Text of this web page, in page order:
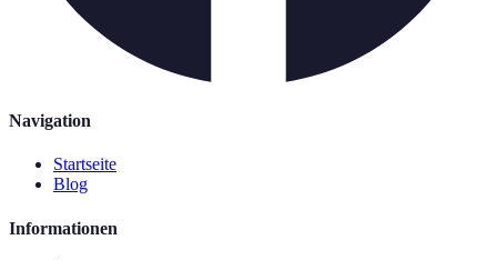
Navigation
Startseite
Blog
Informationen